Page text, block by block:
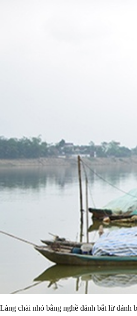
Làng chài nhỏ bằng nghề đánh bắt lừ đánh